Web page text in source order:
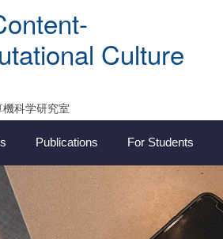
Culture
科学研究室
Publications For Students